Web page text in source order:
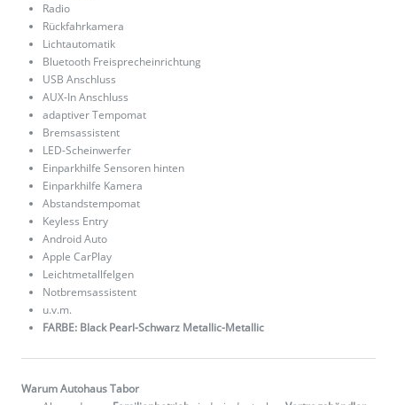
Radio
Rückfahrkamera
Lichtautomatik
Bluetooth Freisprecheinrichtung
USB Anschluss
AUX-In Anschluss
adaptiver Tempomat
Bremsassistent
LED-Scheinwerfer
Einparkhilfe Sensoren hinten
Einparkhilfe Kamera
Abstandstempomat
Keyless Entry
Android Auto
Apple CarPlay
Leichtmetallfelgen
Notbremsassistent
u.v.m.
FARBE: Black Pearl-Schwarz Metallic-Metallic
Warum Autohaus Tabor